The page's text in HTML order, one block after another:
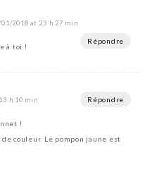
01/2018 at 23 h 27 min
Répondre
à toi !
h 10 min Répondre
!
couleur. Le pompon jaune est